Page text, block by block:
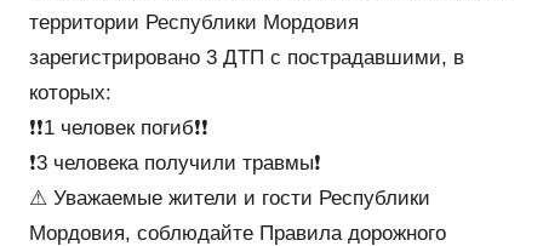
территории Республики Мордовия
зарегистрировано 3 ДТП с пострадавшими, в
которых:
❗❗1 человек погиб❗❗
❗3 человека получили травмы❗
⚠ Уважаемые жители и гости Республики
Мордовия, соблюдайте Правила дорожного